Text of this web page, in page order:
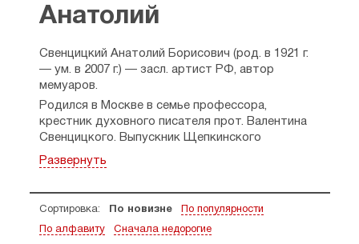
Анатолий
Свенцицкий Анатолий Борисович (род. в 1921 г.
— ум. в 2007 г.) — засл. артист РФ, автор
мемуаров.
Родился в Москве в семье профессора,
крестник духовного писателя прот. Валентина
Свенцицкого. Выпускник Щепкинского
театрального училища, артист Малого театра.
Успенского храма на Могильцах, стал старостой
этого храма. Позднее был чтецом Свято-
традициям богослужебного чтения.
Развернуть
Сортировка: По новизне По популярности
По алфавиту Сначала недорогие